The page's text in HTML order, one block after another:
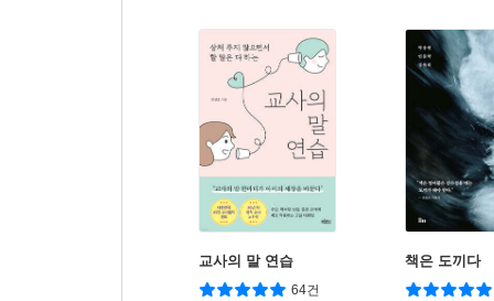
교사의 말 연습
64건
책은 도끼다